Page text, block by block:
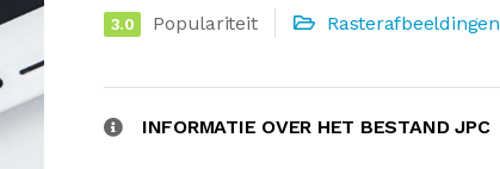
3.0 Populariteit Rasterafbeeldingen
INFORMATIE OVER HET BESTAND JPC